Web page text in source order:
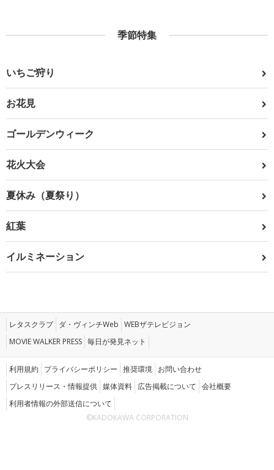
季節特集
いちご狩り
お花見
ゴールデンウィーク
花火大会
夏休み（夏祭り）
紅葉
イルミネーション
レタスクラブ ダ・ヴィンチWeb WEBザテレビジョン
MOVIE WALKER PRESS 毎日が発見ネット
利用規約 プライバシーポリシー 推奨環境 お問い合わせ
プレスリリース・情報提供 媒体資料 広告掲載について 会社概要
利用者情報の外部送信について
©KADOKAWA CORPORATION